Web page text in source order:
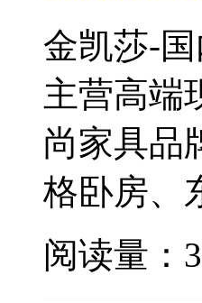
金凯莎-
主营高端
尚家具品
格卧房、
阅读量：3